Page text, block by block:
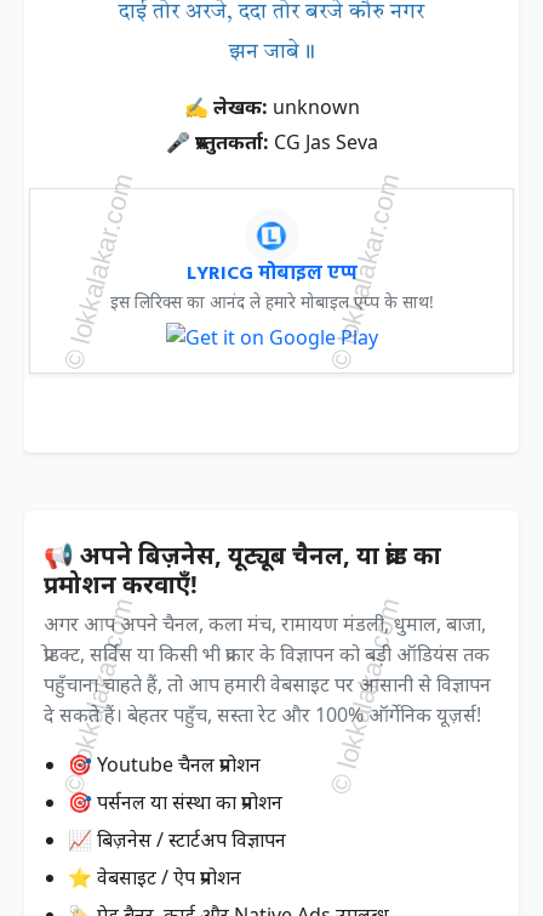
दाई तोर अरजे, ददा तोर बरजे कौरु नगर
झन जाबे॥
✍ लेखक: unknown
🎤 प्रस्तुतकर्ता: CG Jas Seva
LYRICG मोबाइल एप्प
इस लिरिक्स का आनंद ले हमारे मोबाइल एप्प के साथ!
📢 अपने बिज़नेस, यूट्यूब चैनल, या ब्रांड का
प्रमोशन करवाएँ!
अगर आप अपने चैनल, कला मंच, रामायण मंडली, धुमाल, बाजा,
प्रोडक्ट, सर्विस या किसी भी प्रकार के विज्ञापन को बड़ी ऑडियंस तक
पहुँचाना चाहते हैं, तो आप हमारी वेबसाइट पर आसानी से विज्ञापन
दे सकते हैं। बेहतर पहुँच, सस्ता रेट और 100% ऑर्गेनिक यूज़र्स!
🎯 Youtube चैनल प्रमोशन
🎯 पर्सनल या संस्था का प्रमोशन
📈 बिज़नेस / स्टार्टअप विज्ञापन
⭐ वेबसाइट / ऐप प्रमोशन